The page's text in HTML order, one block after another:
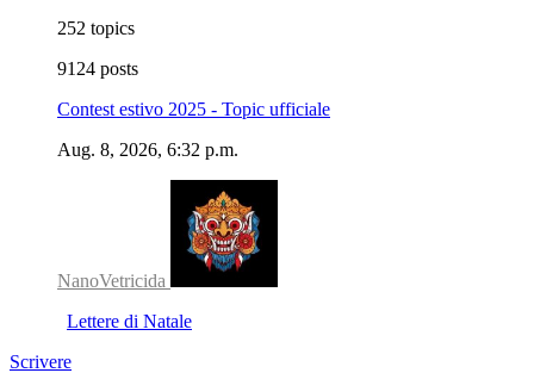
252 topics
9124 posts
Contest estivo 2025 - Topic ufficiale
Aug. 8, 2026, 6:32 p.m.
NanoVetricida
Lettere di Natale
Scrivere